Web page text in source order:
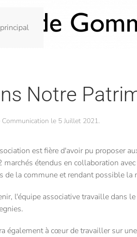
Notre
Communication le 5 Juillet 2021.
est fière d'avoir pu proposer
marchés étendus en collaboration
de la commune et rendant possible la
l'équipe associative travaille dans
également à cœur de travailler sur